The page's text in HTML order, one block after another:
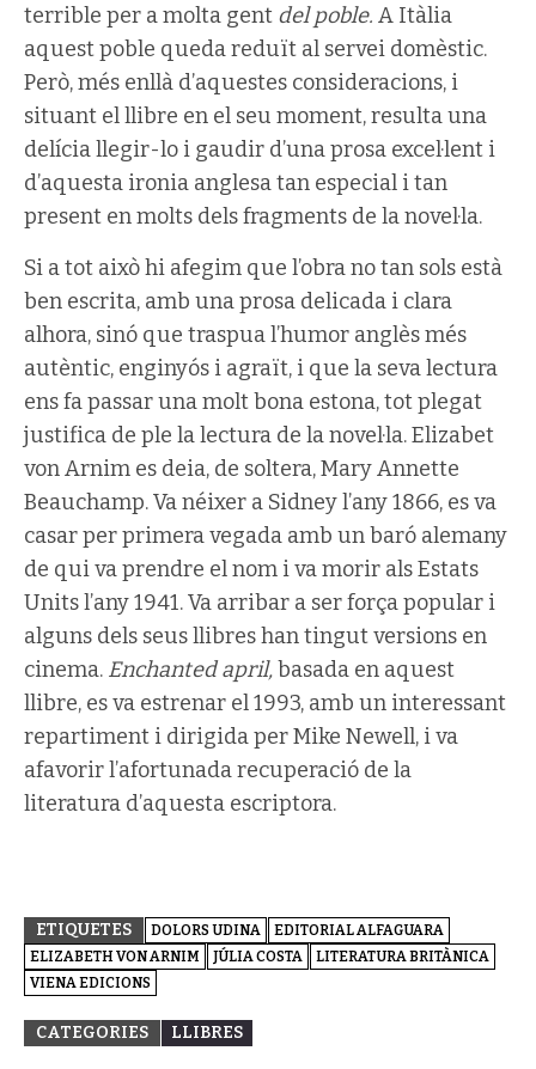
terrible per a molta gent del poble. A Itàlia
aquest poble queda reduït al servei domèstic.
Però, més enllà d’aquestes consideracions, i
situant el llibre en el seu moment, resulta una
delícia llegir-lo i gaudir d’una prosa excel·lent i
d’aquesta ironia anglesa tan especial i tan
present en molts dels fragments de la novel·la.
Si a tot això hi afegim que l’obra no tan sols està
ben escrita, amb una prosa delicada i clara
alhora, sinó que traspua l’humor anglès més
autèntic, enginyós i agraït, i que la seva lectura
ens fa passar una molt bona estona, tot plegat
justifica de ple la lectura de la novel·la. Elizabet
von Arnim es deia, de soltera, Mary Annette
Beauchamp. Va néixer a Sidney l’any 1866, es va
casar per primera vegada amb un baró alemany
de qui va prendre el nom i va morir als Estats
Units l’any 1941. Va arribar a ser força popular i
alguns dels seus llibres han tingut versions en
cinema. Enchanted april,basada en aquest
llibre, es va estrenar el 1993, amb un interessant
repartiment i dirigida per Mike Newell, i va
afavorir l’afortunada recuperació de la
literatura d’aquesta escriptora.
ETIQUETES DOLORS UDINA
EDITORIAL ALFAGUARA
ELIZABETH VON ARNIM
JÚLIA COSTA
LITERATURA BRITÀNICA
VIENA EDICIONS
CATEGORIES LLIBRES